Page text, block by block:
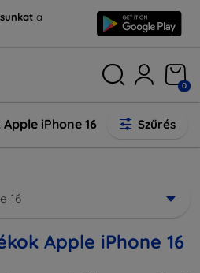
a
0
iPhone 16 Szűrés
16
Apple iPhone 16